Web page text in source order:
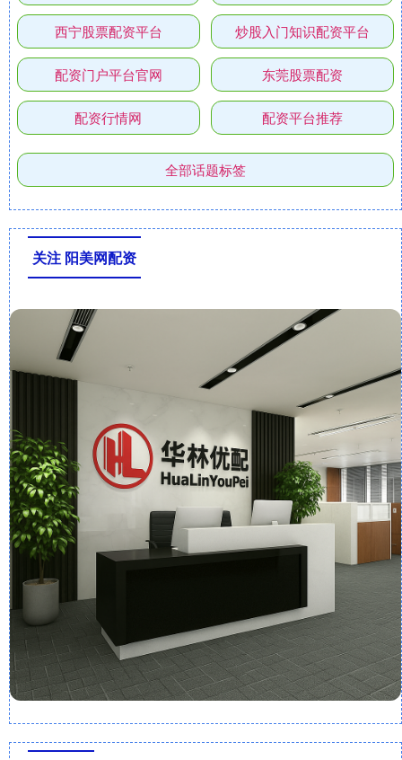
西宁股票配资平台 炒股入门知识配资平台
配资门户平台官网 东莞股票配资
配资行情网 配资平台推荐
全部话题标签
关注 阳美网配资